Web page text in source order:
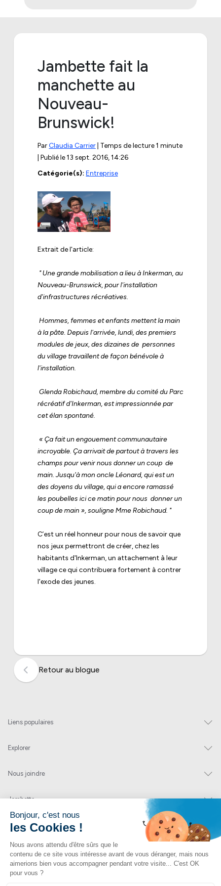
Jambette fait la
manchette au
Nouveau-
Brunswick!
ParClaudia Carrier | Temps de lecture 1 minute
| Publié le13 sept. 2016, 14:26
Catégorie(s): Entreprise
Extrait de l'article:
" Une grande mobilisation a lieu à Inkerman, au
Nouveau-Brunswick, pour l'installation
d'infrastructures récréatives.
Hommes, femmes et enfants mettent la main
à la pâte. Depuis l'arrivée, lundi, des premiers
modules de jeux, des dizaines de personnes
du village travaillent de façon bénévole à
l'installation.
Glenda Robichaud, membre du comité du Parc
récréatif d'Inkerman, est impressionnée par
cet élan spontané.
« Ça fait un engouement communautaire
incroyable. Ça arrivait de partout à travers les
champs pour venir nous donner un coup de
main. Jusqu'à mon oncle Léonard, qui est un
des doyens du village, qui a encore ramassé
les poubelles ici ce matin pour nous donner un
coup de main », souligne Mme Robichaud. "
C’est un réel honneur pour nous de savoir que
nos jeux permettront de créer, chez les
habitants d'Inkerman, un attachement à leur
village ce qui contribuera fortement à contrer
l'exode des jeunes.
Retour au blogue
Liens populaires
Explorer
Nous joindre
Jambette
Inscrivez-vous à notre infolettre
Envoyer
En cliquant sur « envoyer » vous nous autorisez à vous envoyer quelques fois par